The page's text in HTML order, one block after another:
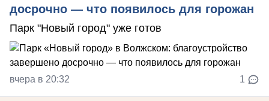
досрочно — что появилось для горожан
Парк "Новый город" уже готов
вчера в 20:32 1